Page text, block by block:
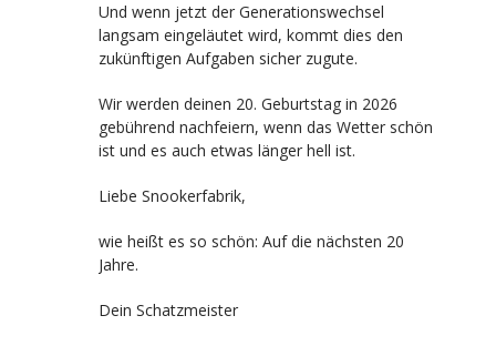
Und wenn jetzt der Generationswechsel
langsam eingeläutet wird, kommt dies den
zukünftigen Aufgaben sicher zugute.
Wir werden deinen 20. Geburtstag in 2026
gebührend nachfeiern, wenn das Wetter schön
ist und es auch etwas länger hell ist.
Liebe Snookerfabrik,
wie heißt es so schön: Auf die nächsten 20
Jahre.
Dein Schatzmeister